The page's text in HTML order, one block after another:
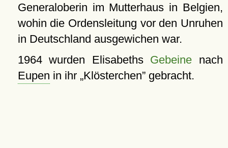
Generaloberin im Mutterhaus in Belgien,
wohin die Ordensleitung vor den Unruhen
in Deutschland ausgewichen war.
1964 wurden Elisabeths Gebeine nach
Eupen in ihr Klösterchen gebracht.